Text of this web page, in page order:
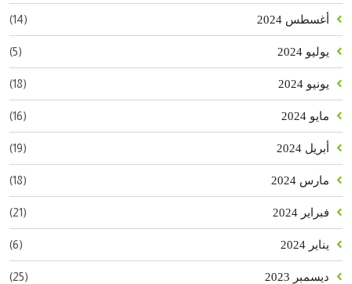
أغسطس 2024 (14)
يوليو 2024 (5)
يونيو 2024 (18)
مايو 2024 (16)
أبريل 2024 (19)
مارس 2024 (18)
فبراير 2024 (21)
يناير 2024 (6)
ديسمبر 2023 (25)